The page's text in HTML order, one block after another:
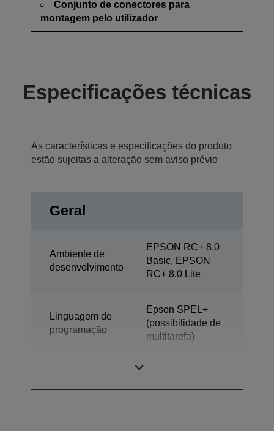
Conjunto de conectores para
montagem pelo utilizador
Especificações técnicas
As características e especificações do produto
estão sujeitas a alteração sem aviso prévio
Geral
Ambiente de
desenvolvimento
EPSON RC+ 8.0
Basic, EPSON
RC+ 8.0 Lite
Linguagem de
programação
Epson SPEL+
(possibilidade de
multitarefa)